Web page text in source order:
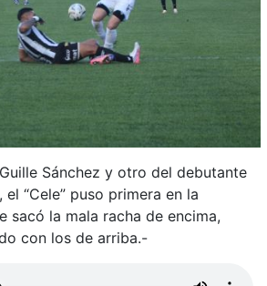
Sánchez y otro del debutante
“Cele” puso primera en la
sacó la mala racha de encima,
con los de arriba.-